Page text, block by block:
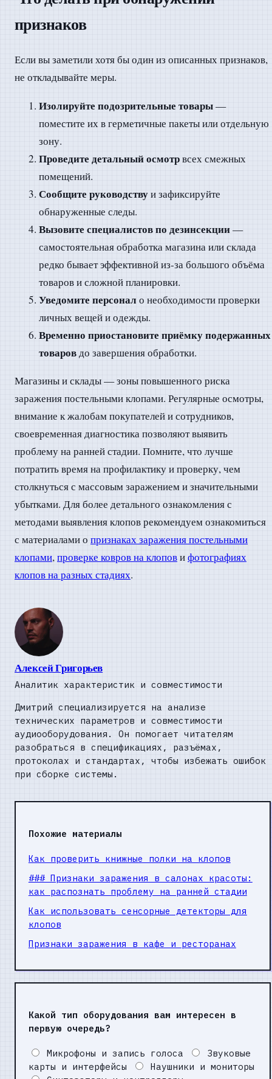
признаков
Если вы заметили хотя бы один из описанных признаков,
не откладывайте меры.
Изолируйте подозрительные товары—
поместите их в герметичные пакеты или отдельную
зону.
Проведите детальный осмотрвсех смежных
помещений.
Сообщите руководствуи зафиксируйте
обнаруженные следы.
Вызовите специалистов по дезинсекции—
самостоятельная обработка магазина или склада
редко бывает эффективной из-за большого объёма
товаров и сложной планировки.
Уведомите персонал о необходимости проверки
личных вещей и одежды.
Временно приостановите приёмку подержанных
товаров до завершения обработки.
Магазины и склады — зоны повышенного риска
заражения постельными клопами. Регулярные осмотры,
внимание к жалобам покупателей и сотрудников,
своевременная диагностика позволяют выявить
проблему на ранней стадии. Помните, что лучше
потратить время на профилактику и проверку, чем
столкнуться с массовым заражением и значительными
убытками. Для более детального ознакомления с
методами выявления клопов рекомендуем ознакомиться
с материалами о признаках заражения постельными
клопами,проверке ковров на клоповифотографиях
клопов на разных стадиях.
Алексей Григорьев
Аналитик характеристик и совместимости
Дмитрий специализируется на анализе
технических параметров и совместимости
аудиооборудования. Он помогает читателям
разобраться в спецификациях, разъёмах,
протоколах и стандартах, чтобы избежать ошибок
при сборке системы.
Похожие материалы
Как проверить книжные полки на клопов
### Признаки заражения в салонах красоты:
как распознать проблему на ранней стадии
Как использовать сенсорные детекторы для
клопов
Признаки заражения в кафе и ресторанах
Какой тип оборудования вам интересен в
первую очередь?
Микрофоны и запись голоса
Звуковые
карты и интерфейсы
Наушники и мониторы